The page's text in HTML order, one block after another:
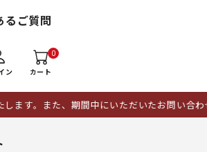
るご質問
ン
0
カート
期間中にいただいたお問い合わせにつき